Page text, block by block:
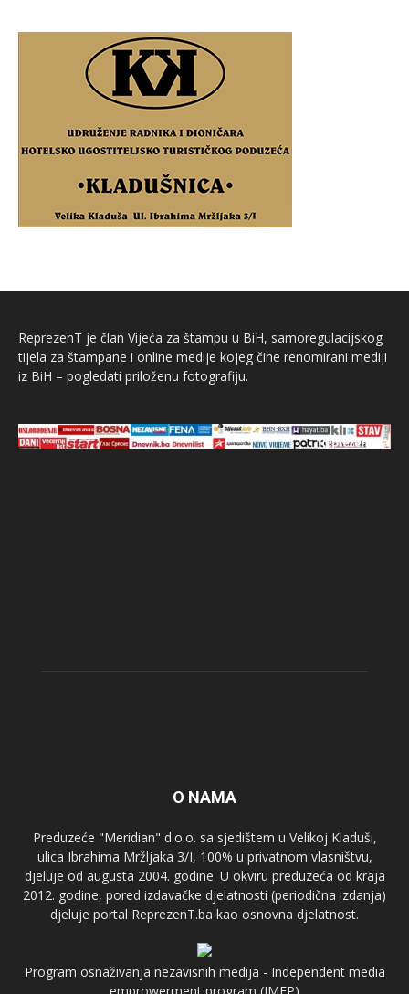
ReprezenT je član Vijeća za štampu u BiH, samoregulacijskog
tijela za štampane i online medije kojeg čine renomirani mediji
iz BiH – pogledati priloženu fotografiju.
O NAMA
Preduzeće "Meridian" d.o.o. sa sjedištem u Velikoj Kladuši,
ulica Ibrahima Mržljaka 3/I, 100% u privatnom vlasništvu,
djeluje od augusta 2004. godine. U okviru preduzeća od kraja
2012. godine, pored izdavačke djelatnosti (periodična izdanja)
djeluje portal ReprezenT.ba kao osnovna djelatnost.
Program osnaživanja nezavisnih medija - Independent media